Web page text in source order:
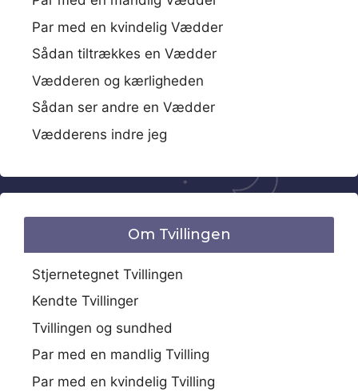
Par med en kvindelig Vædder
Sådan tiltrækkes en Vædder
Vædderen og kærligheden
Sådan ser andre en Vædder
Vædderens indre jeg
Om Tvillingen
Stjernetegnet Tvillingen
Kendte Tvillinger
Tvillingen og sundhed
Par med en mandlig Tvilling
Par med en kvindelig Tvilling